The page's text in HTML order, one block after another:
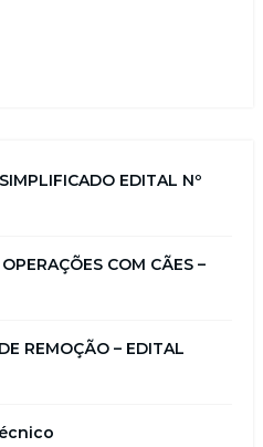
EDITAL Nº
COM CÃES –
REMOÇÃO – EDITAL